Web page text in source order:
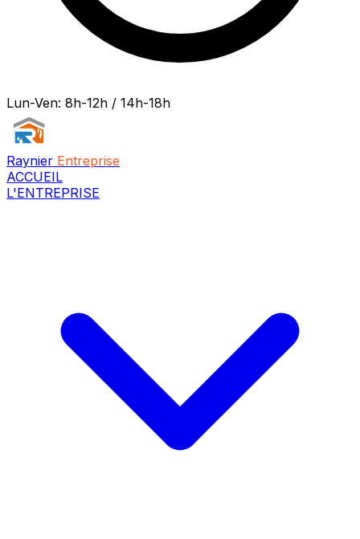
Lun-Ven: 8h-12h / 14h-18h
Raynier Entreprise
ACCUEIL
L'ENTREPRISE